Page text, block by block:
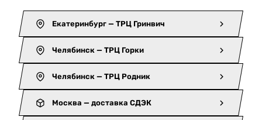
Екатеринбург — ТРЦ Гринвич
Челябинск — ТРЦ Горки
Челябинск — ТРЦ Родник
Москва — доставка СДЭК